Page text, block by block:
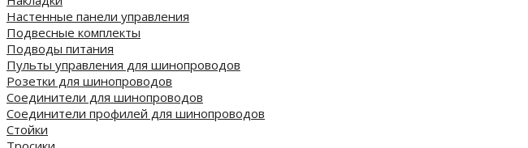
Настенные панели управления
Подвесные комплекты
Подводы питания
Пульты управления для шинопроводов
Розетки для шинопроводов
Соединители для шинопроводов
Соединители профилей для шинопроводов
Стойки